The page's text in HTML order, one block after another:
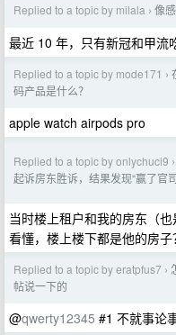
Replied to a topic by milala › 像
最近 10 年，只有新冠和甲流
Replied to a topic by mode171 ›
码产品是什么？
apple watch airpods pro
Replied to a topic by onlychuci9 ›
起诉房东胜诉，结果发现“赢了官
当时楼上租户和我的房东（
看懂，楼上楼下都是他的房子
Replied to a topic by eratpfus7 ›
帖说一下的
@qwerty12345 #1 不就事论